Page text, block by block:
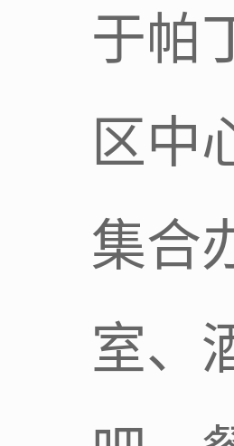
于帕
区中
集合
室、